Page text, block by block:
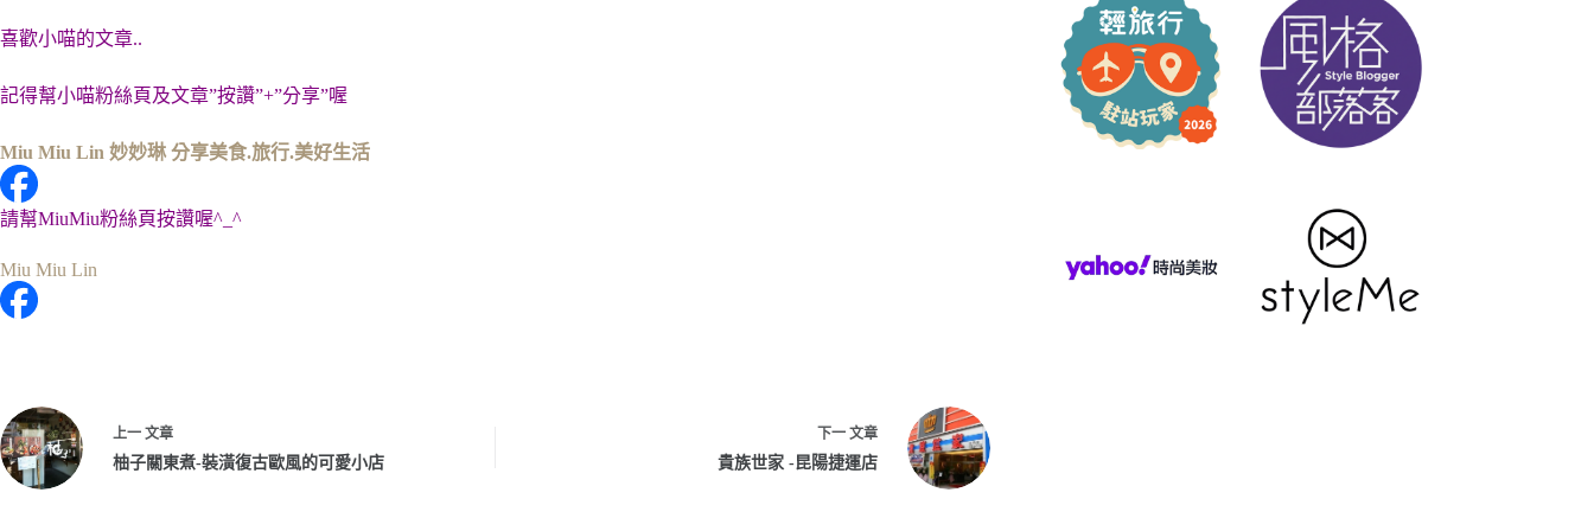
喜歡小喵的文章..
記得幫小喵粉絲頁及文章”按讚”+”分享”喔
Miu Miu Lin 妙妙琳 分享美食.旅行.美好生活
請幫MiuMiu粉絲頁按讚喔^_^
Miu Miu Lin
上一 文章
柚子關東煮-裝潢復古歐風的可愛小店
下一 文章
貴族世家 -昆陽捷運店